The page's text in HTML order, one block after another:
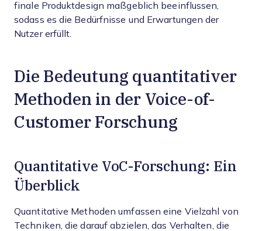
finale Produktdesign maßgeblich beeinflussen,
sodass es die Bedürfnisse und Erwartungen der
Nutzer erfüllt.
Die Bedeutung quantitativer
Methoden in der Voice-of-
Customer Forschung
Quantitative VoC-Forschung: Ein
Überblick
Quantitative Methoden umfassen eine Vielzahl von
Techniken, die darauf abzielen, das Verhalten, die